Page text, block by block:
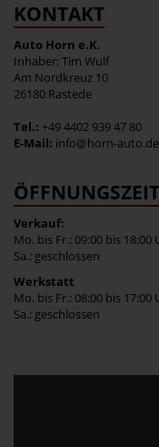
KONTAKT
Auto Horn e.K.
Inhaber: Tim Wulf
Am Nordkreuz 10
26180 Rastede
Tel.: +49 4402 939 47 80
E-Mail: info@horn-auto.de
Verkauf:
Mo. bis Fr.: 09:00 bis 18:00
Sa.: geschlossen
Werkstatt
Mo. bis Fr.: 08:00 bis 17:00
Sa.: geschlossen